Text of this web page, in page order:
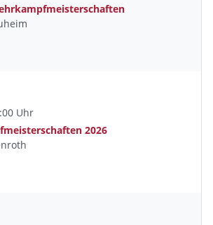
Uhr
2026